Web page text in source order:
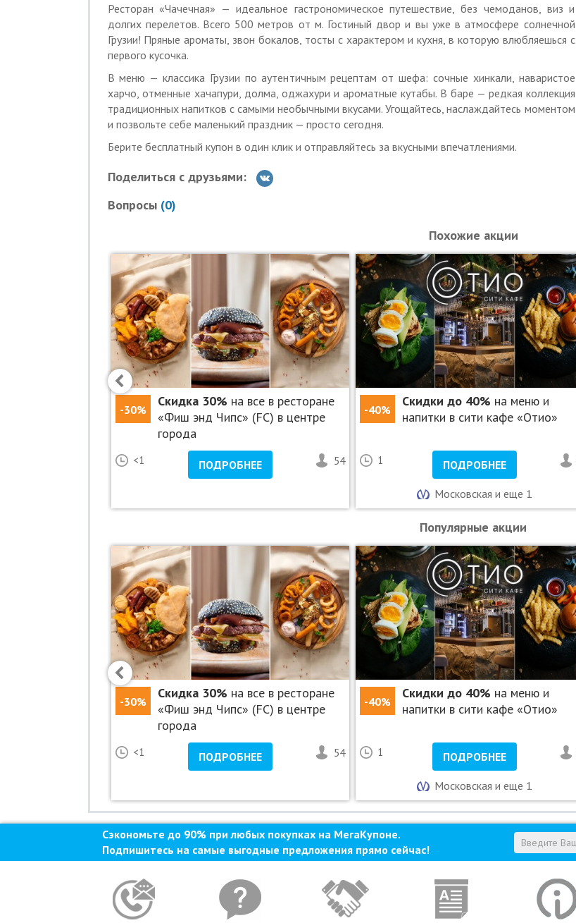
— харчо — 574 р.;
— хачапури — 448 р.
Как работает купон:
Действие купона распространяется на одного человека.
Вы можете взять не более 10 купонов по данной акции.
Скидка по купону не суммируется с другими скидками и спецпредложениями.
Для получения скидки необходимо предъявить неиспользованный ранее купон с уникальным
Услуги (товары) предоставляются ООО «ДАНИЭЛЬ», ОГРН
Ресторан «Чачечная» — идеальное гастрономическое путешествие, без чемоданов, виз и
долгих перелетов. Всего 500 метров от м. Гостиный двор и вы уже в атмосфере солнечной
Грузии! Пряные ароматы, звон бокалов, тосты с характером и кухня, в которую влюбляешься с
первого кусочка.
В меню — классика Грузии по аутентичным рецептам от шефа: сочные хинкали, наваристое
харчо, отменные хачапури, долма, оджахури и ароматные кутабы. В баре — редкая коллекция
традиционных напитков с самыми необычными вкусами. Угощайтесь, наслаждайтесь моментом
и позвольте себе маленький праздник — просто сегодня.
Берите бесплатный купон в один клик и отправляйтесь за вкусными впечатлениями.
Поделиться с друзьями:
Вопросы (0)
Похожие акции
-30%
Скидка 30% на все в ресторане
«Фиш энд Чипс» (FC) в центре
города
<1 ПОДРОБНЕЕ 54
-40%
Скидки до 40% на меню и
напитки в сити кафе «Отио»
1 ПОДРОБНЕЕ
Московская и еще 1
Популярные акции
-30%
Скидка 30% на все в ресторане
«Фиш энд Чипс» (FC) в центре
города
<1 ПОДРОБНЕЕ 54
-40%
Скидки до 40% на меню и
напитки в сити кафе «Отио»
1 ПОДРОБНЕЕ
Московская и еще 1
Сэкономьте до 90% при любых покупках на МегаКупоне.
Подпишитесь на самые выгодные предложения прямо сейчас!